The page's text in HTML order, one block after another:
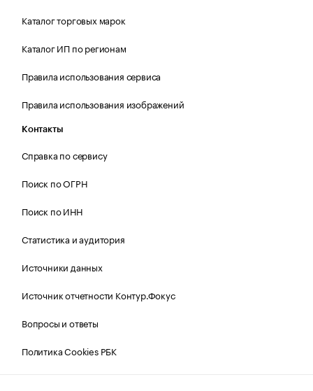
Каталог торговых марок
Каталог ИП по регионам
Правила использования сервиса
Правила использования изображений
Контакты
Справка по сервису
Поиск по ОГРН
Поиск по ИНН
Статистика и аудитория
Источники данных
Источник отчетности Контур.Фокус
Вопросы и ответы
Политика Cookies РБК